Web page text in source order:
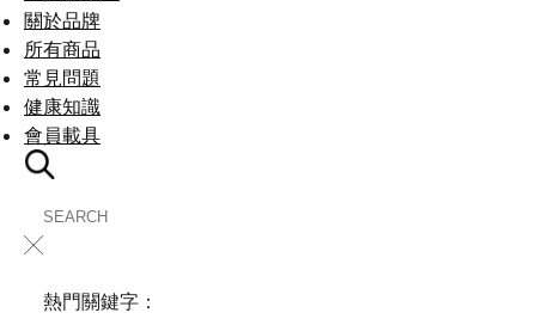
關於品牌
所有商品
常見問題
健康知識
會員載具
╳
熱門關鍵字：